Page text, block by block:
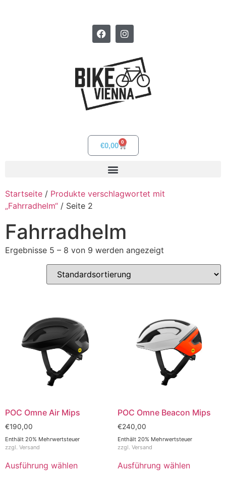
€0,00 0
Startseite / Produkte verschlagwortet mit
„Fahrradhelm“ / Seite 2
Fahrradhelm
Ergebnisse 5 – 8 von 9 werden angezeigt
POC Omne Air Mips
€190,00
Enthält 20% Mehrwertsteuer
zzgl. Versand
Ausführung wählen
POC Omne Beacon Mips
€240,00
Enthält 20% Mehrwertsteuer
zzgl. Versand
Ausführung wählen